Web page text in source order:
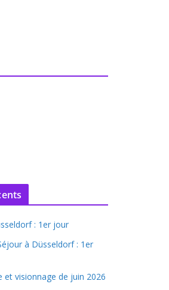
: 1er jour
à Düsseldorf : 1er
et visionnage de juin 2026